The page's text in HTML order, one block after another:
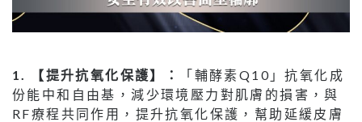
1. 【提升抗氧化保護】：
「輔酵素Q10」抗氧化成
份能中和自由基，減少環境壓力對肌膚的損害，與
RF療程共同作用，提升抗氧化保護，幫助延緩皮膚